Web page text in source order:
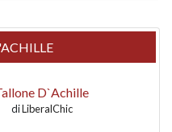
D`Achille
diLiberalChic